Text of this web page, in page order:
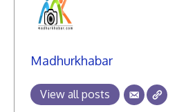
Madhurkhabar
View all posts